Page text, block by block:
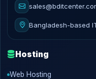
Bangladesh-based
Hosting
Web Hosting